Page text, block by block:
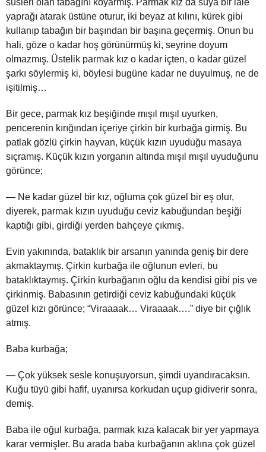
yaprağı atarak üstüne oturur, iki beyaz at kılını, kürek gibi
kullanıp tabağın bir başından bir başına geçermiş. Onun bu
hali, göze o kadar hoş görünürmüş ki, seyrine doyum
olmazmış. Üstelik parmak kız o kadar içten, o kadar güzel
şarkı söylermiş ki, böylesi bugüne kadar ne duyulmuş, ne de
işitilmiş…
Bir gece, parmak kız beşiğinde mışıl mışıl uyurken,
pencerenin kırığından içeriye çirkin bir kurbağa girmiş. Bu
patlak gözlü çirkin hayvan, küçük kızın uyuduğu masaya
sıçramış. Küçük kızın yorganın altında mışıl mışıl uyuduğunu
görünce;
— Ne kadar güzel bir kız, oğluma çok güzel bir eş olur,
diyerek, parmak kızın uyuduğu ceviz kabuğundan beşiği
kaptığı gibi, girdiği yerden bahçeye çıkmış.
Evin yakınında, bataklık bir arsanın yanında geniş bir dere
akmaktaymış. Çirkin kurbağa ile oğlunun evleri, bu
bataklıktaymış. Çirkin kurbağanın oğlu da kendisi gibi pis ve
çirkinmiş. Babasının getirdiği ceviz kabuğundaki küçük
güzel kızı görünce; “Viraaaak… Viraaaak….” diye bir çığlık
atmış.
Baba kurbağa;
— Çok yüksek sesle konuşuyorsun, şimdi uyandıracaksın.
Kuğu tüyü gibi hafif, uyanırsa korkudan uçup gidiverir sonra,
demiş.
Baba ile oğul kurbağa, parmak kıza kalacak bir yer yapmaya
karar vermişler. Bu arada baba kurbağanın aklına çok güzel